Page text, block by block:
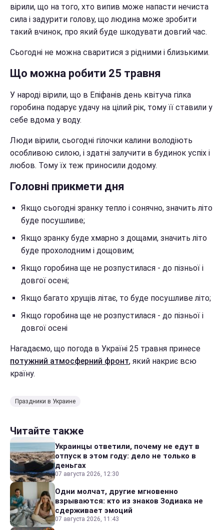
вірили, що на того, хто випив може напасти нечиста
сила і задурити голову, що людина може зробити
такий вчинок, про який буде шкодувати довгий час.
Сьогодні не можна сваритися з рідними і близькими.
Що можна робити 25 травня
У народі вірили, що в Епіфанів день квітуча гілка
горобина подарує удачу на цілий рік, тому її ставили у
себе вдома у воду.
Люди вірили, сьогодні гілочки калини володіють
особливою силою, і здатні залучити в будинок успіх і
любов. Тому їх теж приносили додому.
Головні прикмети дня
Якщо сьогодні зранку тепло і сонячно, значить літо
буде посушливе;
Якщо зранку буде хмарно з дощами, значить літо
буде прохолодним і дощовим;
Якщо горобина ще не розпустилася - до пізньої і
довгої осені;
Якщо багато хрущів літає, то буде посушливе літо;
Якщо горобина ще не розпустилася - до пізньої і
довгої осені
Нагадаємо, що погода в Україні 25 травня принесе
потужний атмосферний фронт, який накриє всю
країну.
Праздники в Украине
Читайте также
Украинцы ответили, почему не едут в
отпуск в этом году: дело не только в
деньгах
07 августа 2026, 12:30
Одни молчат, другие мгновенно
взрываются: кто из знаков Зодиака не
сдерживает эмоций
07 августа 2026, 11:43